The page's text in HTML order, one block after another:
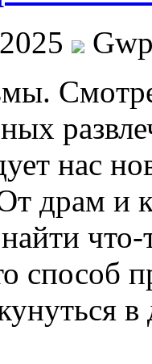
нас
драм и
способ